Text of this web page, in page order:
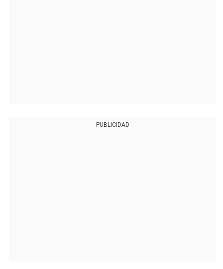
PUBLICIDAD